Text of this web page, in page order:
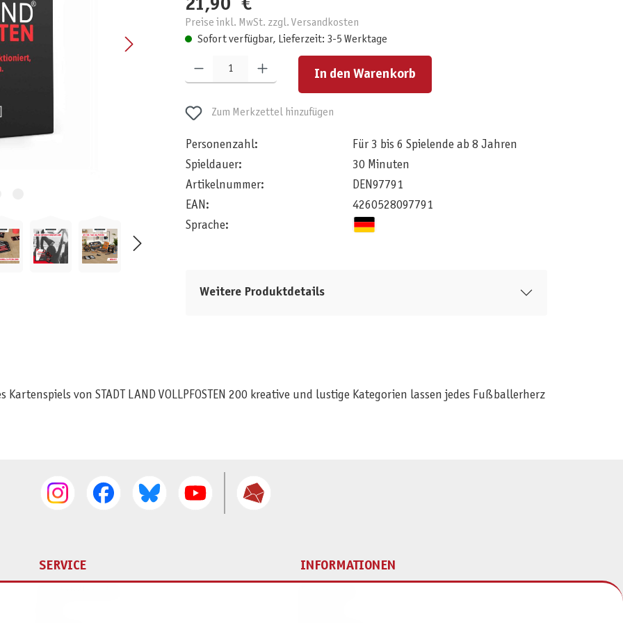
21,90 €
Preise inkl. MwSt. zzgl. Versandkosten
Sofort verfügbar, Lieferzeit: 3-5 Werktage
Produkt Anzahl: Gib den gewünschten Wert ein oder benutze die Schaltflächen um die Anzahl zu erhöhen oder zu reduzieren.
In den Warenkorb
Zum Merkzettel hinzufügen
Personenzahl:
Für 3 bis 6 Spielende ab 8 Jahren
Spieldauer:
30 Minuten
Artikelnummer:
DEN97791
EAN:
4260528097791
Sprache:
Weitere Produktdetails
von STADT LAND VOLLPFOSTEN 200 kreative und lustige Kategorien lassen jedes Fußballerherz
SERVICE INFORMATIONEN